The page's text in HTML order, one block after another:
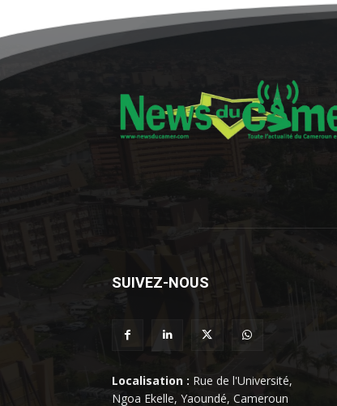
SUIVEZ-NOUS
Localisation : Rue de l'Université,
Ngoa Ekelle, Yaoundé, Cameroun